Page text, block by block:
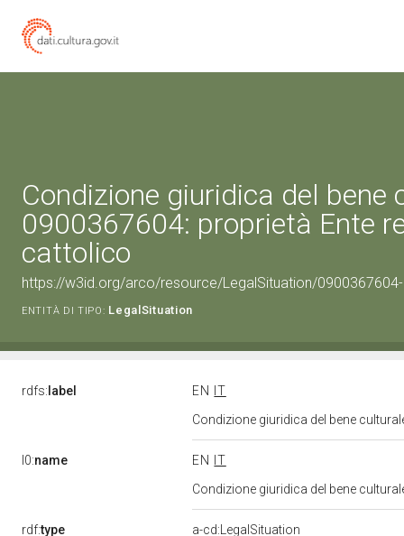
Condizione giuridica del bene
0900367604: proprietà Ente
cattolico
https://w3id.org/arco/resource/LegalSituation/
ENTITÀ DI TIPO: LegalSituation
rdfs: label EN
IT
Condizione giuridica del bene
l0:name EN
IT
Condizione giuridica del bene
rdf:type
a-cd:LegalSituation